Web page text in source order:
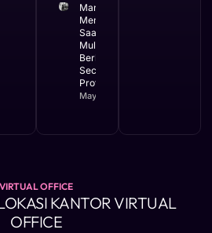
Manfaat
Membuat PT
Saat Bisnis
Mulai
Berkembang
Secara
Profesional
May 11, 2026
VIRTUAL OFFICE
KANTOR VIRTUAL
OFFICE